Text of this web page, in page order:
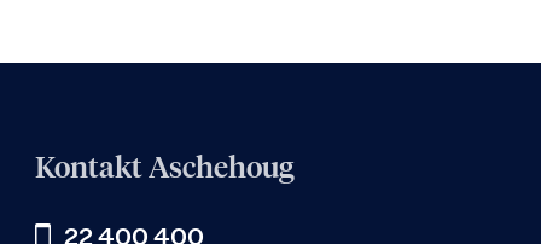
Kontakt Aschehoug
22 400 400